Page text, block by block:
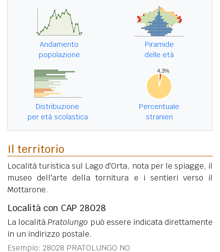
Andamento
popolazione
Piramide
delle età
Distribuzione
per età scolastica
Percentuale
stranieri
Il territorio
Località turistica sul Lago d'Orta, nota per le spiagge, il
museo dell'arte della tornitura e i sentieri verso il
Mottarone.
Località con CAP 28028
La localitàPratolungo può essere indicata direttamente
in un indirizzo postale.
Esempio: 28028 PRATOLUNGO NO